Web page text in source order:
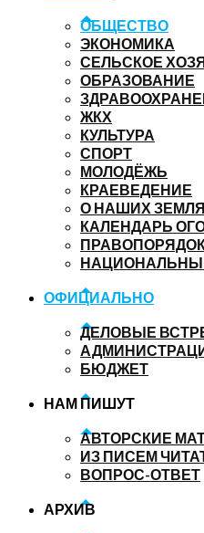
ОБЩЕСТВО
ЭКОНОМИКА
СЕЛЬСКОЕ
ОБРАЗОВАНИЕ
ЖКХ
КУЛЬТУРА
СПОРТ
МОЛОДЁЖЬ
КРАЕВЕДЕНИЕ
О НАШИХ
КАЛЕНДАРЬ
ОФИЦИАЛЬНО
ДЕЛОВЫЕ
БЮДЖЕТ
НАМ ПИШУТ
АВТОРСКИЕ
ИЗ ПИСЕМ
ВОПРОС-ОТВЕТ
АРХИВ